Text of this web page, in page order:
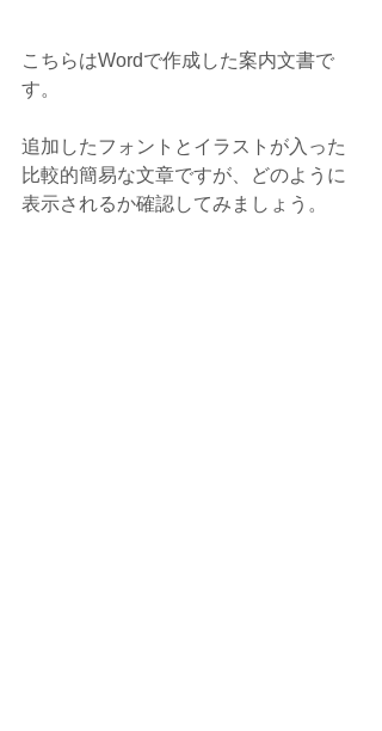
こちらはWordで作成した案内文書で
す。
追加したフォントとイラストが入った
比較的簡易な文章ですが、どのように
表示されるか確認してみましょう。